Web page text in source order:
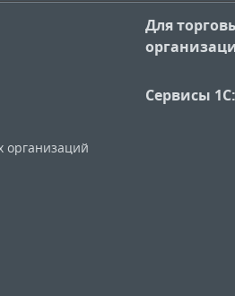
Для
организаций
Сервисы